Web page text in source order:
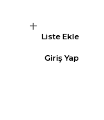
Liste Ekle
Giriş Yap